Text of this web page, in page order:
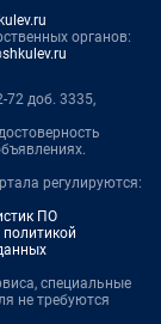
органов:
72 доб. 3335,
регулируются:
ПО
специальные
не требуются